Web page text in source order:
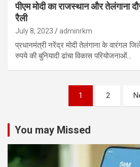
पीएम मोदी का राजस्थान और तेलंगाना
रैली
July 8, 2023 adminrkm
प्रधानमंत्री नरेंद्र मोदी तेलंगाना के वारंगल
रुपये की बुनियादी ढांचा विकास परियोजनाओं…
1 2
You may Missed